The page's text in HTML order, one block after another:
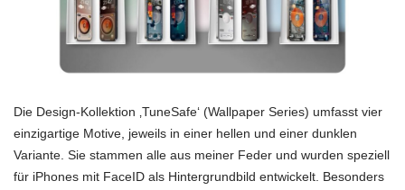
Die Design-Kollektion ‚TuneSafe‘ (Wallpaper Series) umfasst vier
einzigartige Motive, jeweils in einer hellen und einer dunklen
Variante. Sie stammen alle aus meiner Feder und wurden speziell
für iPhones mit FaceID als Hintergrundbild entwickelt. Besonders